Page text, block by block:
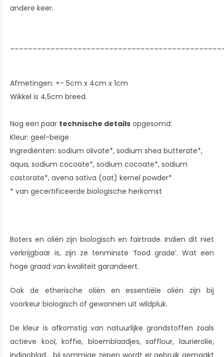
andere keer.
Afmetingen: +- 5cm x 4cm x 1cm
Wikkel is 4,5cm breed.
Nog een paar technische details opgesomd:
Kleur: geel-beige
Ingrediënten: sodium olivate*, sodium shea butterate*,
aqua, sodium cocoate*, sodium cocoate*, sodium
castorate*, avena sativa (oat) kernel powder*
* van gecertificeerde biologische herkomst
Boters en oliën zijn biologisch en fairtrade. Indien dit niet
verkrijgbaar is, zijn ze tenminste ‘food grade’. Wat een
hoge graad van kwaliteit garandeert.
Ook de etherische oliën en essentiële oliën zijn bij
voorkeur biologisch of gewonnen uit wildpluk.
De kleur is afkomstig van natuurlijke grondstoffen zoals
actieve kool, koffie, bloemblaadjes, safflour, laurierolie,
indigoblad... bij sommige zepen wordt er gebruik gemaakt